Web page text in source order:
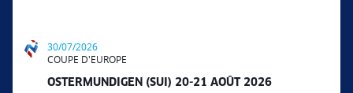
30/07/2026
COUPE D'EUROPE
OSTERMUNDIGEN (SUI) 20-21 AOÛT 2026